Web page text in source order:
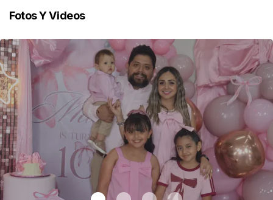
Fotos Y Videos